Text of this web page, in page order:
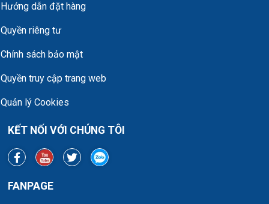
Hướng dẫn đặt hàng
Quyền riêng tư
Chính sách bảo mật
Quyền truy cập trang web
Quản lý Cookies
KẾT NỐI VỚI CHÚNG TÔI
FANPAGE